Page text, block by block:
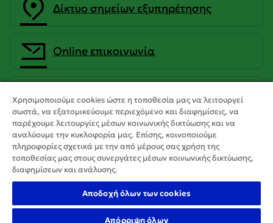
Δίκτυο σημείων εξυπηρέτησης
Οnline επικοινωνία
CrediaBank Ανώνυμη Τραπεζική
Εταιρεία
Χρησιμοποιούμε cookies ώστε η τοποθεσία μας να λειτουργεί
σωστά, να εξατομικεύουμε περιεχόμενο και διαφημίσεις, να
παρέχουμε λειτουργίες μέσων κοινωνικής δικτύωσης και να
αναλύουμε την κυκλοφορία μας. Επίσης, κοινοποιούμε
πληροφορίες σχετικά με την από μέρους σας χρήση της
τοποθεσίας μας στους συνεργάτες μέσων κοινωνικής δικτύωσης,
διαφημίσεων και ανάλυσης.
Αποδοχή όλων των cookies
Απόρριψη όλων